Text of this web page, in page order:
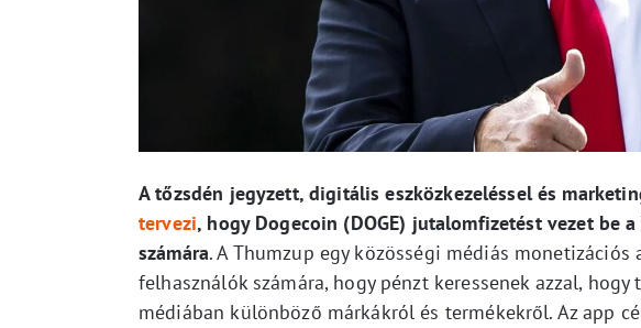
A tőzsdén jegyzett, digitális eszközkezeléssel és
tervezi, hogy Dogecoin (DOGE) jutalomfizetést vezet be
számára. A Thumzup egy közösségi médiás
felhasználók számára, hogy pénzt keressenek azzal,
médiában különböző márkákról és termékekről. Az app